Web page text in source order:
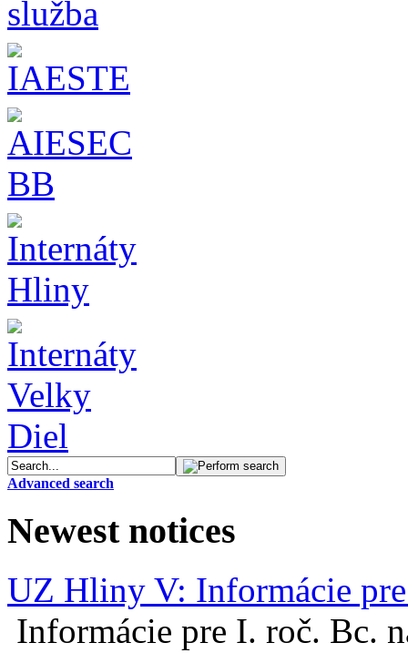
Advanced search
Newest notices
UZ Hliny V: Informácie
Informácie pre I. roč. Bc.